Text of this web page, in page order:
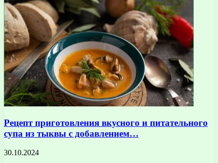
Рецепт приготовления вкусного и питательного
супа из тыквы с добавлением…
30.10.2024